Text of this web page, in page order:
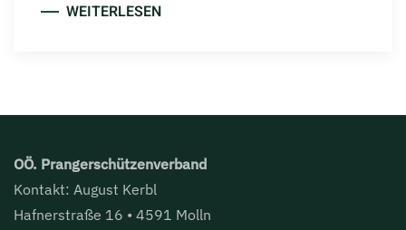
WEITERLESEN
OÖ. Prangerschützenverband
Kontakt: August Kerbl
Hafnerstraße 16 • 4591 Molln